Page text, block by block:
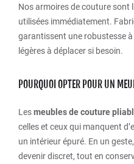
Nos armoires de couture sont
utilisées immédiatement.
garantissent une robustesse
légères à déplacer si besoin.
POURQUOI OPTER POUR UN
Lesmeubles de couture
celles et ceux qui manquent
un intérieur épuré. En un
devenir discret, tout en